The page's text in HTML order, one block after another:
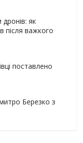
як
після важкого
поставлено
Березко з